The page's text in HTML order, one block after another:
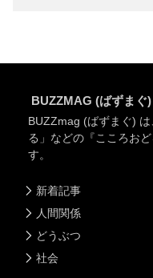
BUZZMAG (ばずま
BUZZmag (ばずまぐ)
る」などの『こころお
す。
新着記事
人間関係
どうぶつ
社会